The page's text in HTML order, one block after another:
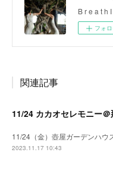
B r e a t h
フォ
関連記事
11/24 カカオセレモニー＠
11/24（金）壺屋ガーデンハウ
2023.11.17 10:43